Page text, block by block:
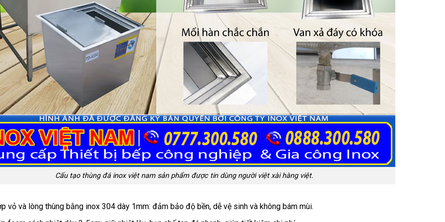
Cấu tạo thùng đá inox việt nam sản phẩm được tin dùng người việt xài hàng việt.
vỏ và lòng thùng bằng inox 304 dày 1mm: đảm bảo độ bền, dễ vệ sinh và không bám mùi.